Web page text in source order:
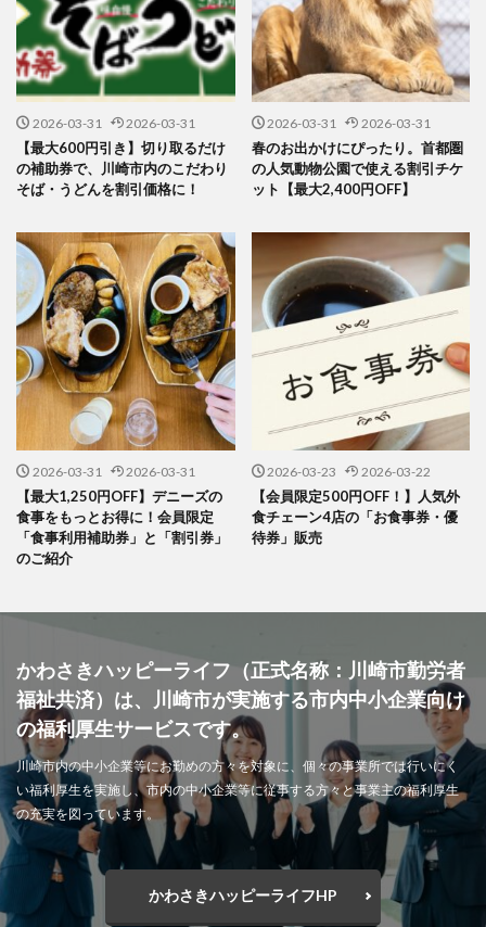
2026-03-31 2026-03-31
【最大600円引き】切り取るだけ
の補助券で、川崎市内のこだわり
そば・うどんを割引価格に！
2026-03-31 2026-03-31
春のお出かけにぴったり。首都圏
の人気動物公園で使える割引チケ
ット【最大2,400円OFF】
2026-03-31 2026-03-31
【最大1,250円OFF】デニーズの
食事をもっとお得に！会員限定
「食事利用補助券」と「割引券」
のご紹介
2026-03-23 2026-03-22
【会員限定500円OFF！】人気外
食チェーン4店の「お食事券・優
待券」販売
かわさきハッピーライフ（正式名称：川崎市勤労者
福祉共済）は、川崎市が実施する市内中小企業向け
の福利厚生サービスです。
川崎市内の中小企業等にお勤めの方々を対象に、個々の事業所では行いにく
い福利厚生を実施し、市内の中小企業等に従事する方々と事業主の福利厚生
の充実を図っています。
かわさきハッピーライフHP